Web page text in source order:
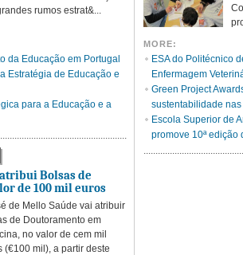
rumos estrat&...
da Educação em Portugal
Estratégia de Educação e
para a Educação e a
Bolsas de
de 100 mil euros
de Mello Saúde vai atribuir
de Doutoramento em
no valor de cem mil
(€100 mil), a partir deste
MORE:
ESA do Politécnico
Enfermagem
Green Project
sustentabilidade
Escola Superior de
promove 10ª edição